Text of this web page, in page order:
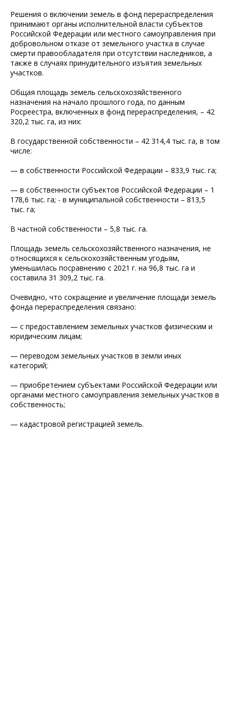
Решения о включении земель в фонд перераспределения
принимают органы исполнительной власти субъектов
Российской Федерации или местного самоуправления при
добровольном отказе от земельного участка в случае
смерти правообладателя при отсутствии наследников, а
также в случаях принудительного изъятия земельных
участков.
Общая площадь земель сельскохозяйственного
назначения на начало прошлого года, по данным
Росреестра, включенных в фонд перераспределения, – 42
320,2 тыс. га, из них:
В государственной собственности – 42 314,4 тыс. га, в том
числе:
— в собственности Российской Федерации – 833,9 тыс. га;
— в собственности субъектов Российской Федерации – 1
178,6 тыс. га; - в муниципальной собственности – 813,5
тыс. га;
В частной собственности – 5,8 тыс. га.
Площадь земель сельскохозяйственного назначения, не
относящихся к сельскохозяйственным угодьям,
уменьшилась посравнению с 2021 г. на 96,8 тыс. га и
составила 31 309,2 тыс. га.
Очевидно, что сокращение и увеличение площади земель
фонда перераспределения связано:
— с предоставлением земельных участков физическим и
юридическим лицам;
— переводом земельных участков в земли иных
категорий;
— приобретением субъектами Российской Федерации или
органами местного самоуправления земельных участков в
собственность;
— кадастровой регистрацией земель.